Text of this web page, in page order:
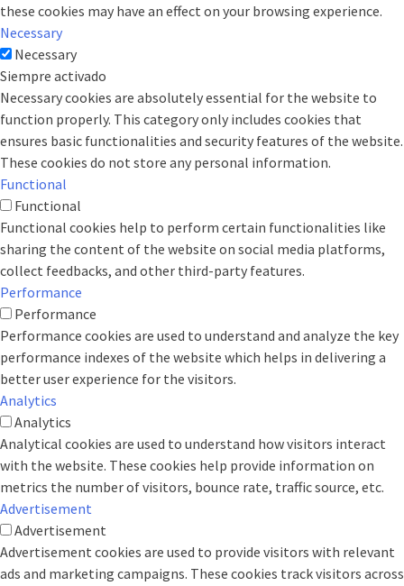
these cookies may have an effect on your browsing experience.
Necessary
Necessary
Siempre activado
Necessary cookies are absolutely essential for the website to
function properly. This category only includes cookies that
ensures basic functionalities and security features of the website.
These cookies do not store any personal information.
Functional
Functional
Functional cookies help to perform certain functionalities like
sharing the content of the website on social media platforms,
collect feedbacks, and other third-party features.
Performance
Performance
Performance cookies are used to understand and analyze the key
performance indexes of the website which helps in delivering a
better user experience for the visitors.
Analytics
Analytics
Analytical cookies are used to understand how visitors interact
with the website. These cookies help provide information on
metrics the number of visitors, bounce rate, traffic source, etc.
Advertisement
Advertisement
Advertisement cookies are used to provide visitors with relevant
ads and marketing campaigns. These cookies track visitors across